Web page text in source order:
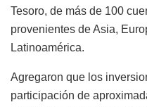
Tesoro, de más de 100
provenientes de Asia,
Latinoamérica.
Agregaron que los
participación de